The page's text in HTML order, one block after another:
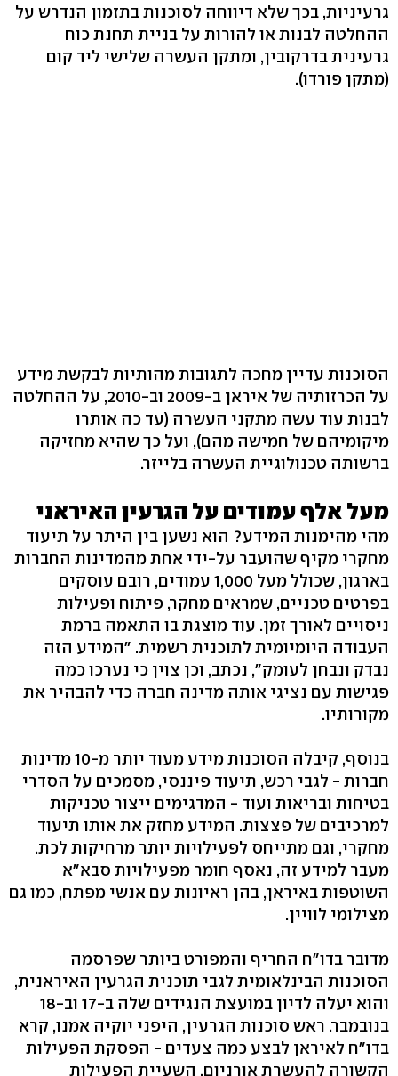
גרעיניות, בכך שלא דיווחה לסוכנות בתזמון הנדרש על
ההחלטה לבנות או להורות על בניית תחנת כוח
גרעינית בדרקובין, ומתקן העשרה שלישי ליד קום
(מתקן פורדו).
הסוכנות עדיין מחכה לתגובות מהותיות לבקשת מידע
על הכרזותיה של איראן ב-2009 וב-2010, על ההחלטה
לבנות עוד עשה מתקני העשרה (עד כה אותרו
מיקומיהם של חמישה מהם), ועל כך שהיא מחזיקה
ברשותה טכנולוגיית העשרה בלייזר.
מעל אלף עמודים על הגרעין האיראני
מהי מהימנות המידע? הוא נשען בין היתר על תיעוד
מחקרי מקיף שהועבר על-ידי אחת מהמדינות החברות
בארגון, שכולל מעל 1,000 עמודים, רובם עוסקים
בפרטים טכניים, שמראים מחקר, פיתוח ופעילות
ניסויים לאורך זמן. עוד מוצגת בו התאמה ברמת
העבודה היומיומית לתוכנית רשמית. "המידע הזה
נבדק ונבחן לעומק", נכתב, וכן צוין כי נערכו כמה
פגישות עם נציגי אותה מדינה חברה כדי להבהיר את
מקורותיו.
בנוסף, קיבלה הסוכנות מידע מעוד יותר מ-10 מדינות
חברות - לגבי רכש, תיעוד פיננסי, מסמכים על הסדרי
בטיחות ובריאות ועוד - המדגימים ייצור טכניקות
למרכיבים של פצצות. המידע מחזק את אותו תיעוד
מחקרי, וגם מתייחס לפעילויות יותר מרחיקות לכת.
מעבר למידע זה, נאסף חומר מפעילויות סבא"א
השוטפות באיראן, בהן ראיונות עם אנשי מפתח, כמו גם
מצילומי לוויין.
מדובר בדו"ח החריף והמפורט ביותר שפרסמה
הסוכנות הבינלאומית לגבי תוכנית הגרעין האיראנית,
והוא יעלה לדיון במועצת הנגידים שלה ב-17 וב-18
בנובמבר. ראש סוכנות הגרעין, היפני יוקיה אמנו, קרא
בדו"ח לאיראן לבצע כמה צעדים - הפסקת הפעילות
הקשורה להעשרת אורניום, השעיית הפעילות